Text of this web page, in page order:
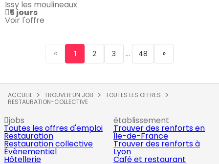
Issy les moulineaux
5 jours
Voir l'offre
« 1 2 3 ... 48 »
ACCUEIL TROUVER UN JOB
TOUTES LES OFFRES
RESTAURATION-COLLECTIVE
jobs
Toutes les offres d'emploi
Restauration
Restauration collective
Évènementiel
Hôtellerie
établissement
Trouver des renforts en
Île-de-France
Trouver des renforts à
Lyon
Café et restaurant